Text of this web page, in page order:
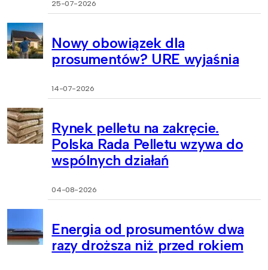
25-07-2026
Nowy obowiązek dla
prosumentów? URE wyjaśnia
14-07-2026
Rynek pelletu na zakręcie.
Polska Rada Pelletu wzywa do
wspólnych działań
04-08-2026
Energia od prosumentów dwa
razy droższa niż przed rokiem